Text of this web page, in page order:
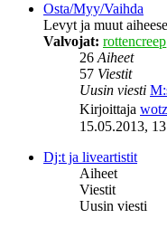
Osta/Myy/Vaihda
Levyt ja muut
Valvojat: rottencreep
26Aiheet
57 Viestit
Uusin viesti
Kirjoittaja
15.05.2013,
Dj:t ja liveartistit
Aiheet
Viestit
Uusin viesti